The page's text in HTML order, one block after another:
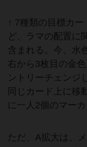
↑ 7種類の目標カ
ど、ラマの配置に
含まれる。今、水
右から3枚目の金
ントリーチェンジ
同じカード上に移
に一人2個のマー
ただ、A拡大は、